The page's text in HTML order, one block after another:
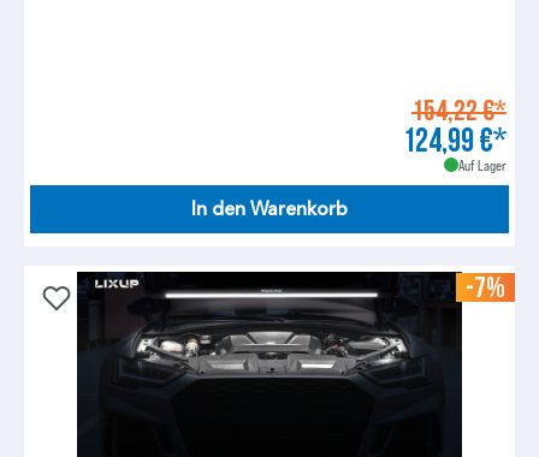
154,22 €*
124,99 €*
Auf Lager
In den Warenkorb
-7%